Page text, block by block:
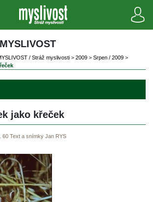
/ Stráž myslivosti > 2009 > Srpen / 2009 >
jako křeček
60 Text a snímky Jan RYS